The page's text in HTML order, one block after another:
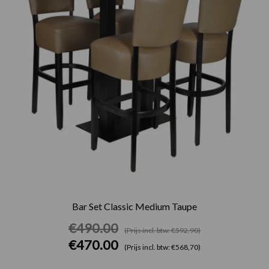
Bar Set Classic Medium Taupe
€490.00 (Prijs incl. btw: €592,90)
€470.00 (Prijs incl. btw: €568,70)